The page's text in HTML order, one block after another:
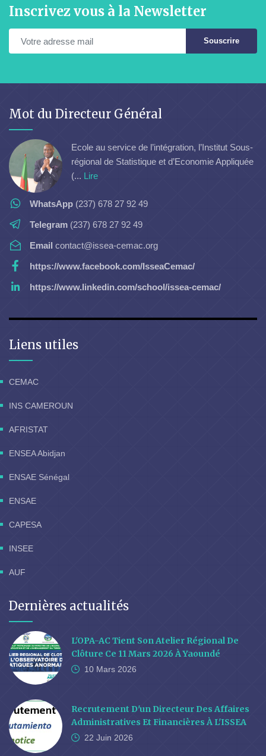
Inscrivez vous à la Newsletter
Souscrire
Mot du Directeur Général
Ecole au service de l’intégration, l’Institut Sous-
régional de Statistique et d’Economie Appliquée
(... Lire
WhatsApp (237) 678 27 92 49
Telegram (237) 678 27 92 49
Email contact@issea-cemac.org
https://www.facebook.com/IsseaCemac/
https://www.linkedin.com/school/issea-cemac/
Liens utiles
CEMAC
INS CAMEROUN
AFRISTAT
ENSEA Abidjan
ENSAE Sénégal
ENSAE
CAPESA
INSEE
AUF
Dernières actualités
L'OPA-AC Tient Son Atelier Régional De
Clôture Ce 11 Mars 2026 À Yaoundé
10 Mars 2026
Recrutement D'un Directeur Des Affaires
Administratives Et Financières À L'ISSEA
22 Juin 2026